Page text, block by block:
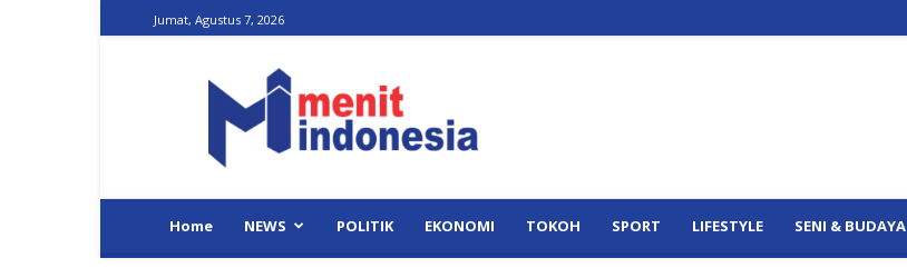
Jumat, Agustus 7, 2026
Indonesia
Home NEWS POLITIK EKONOMI TOKOH SPORT LIFESTYLE SENI & BUDAYA